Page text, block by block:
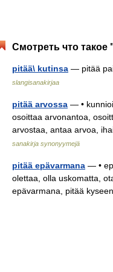
Смотреть что такое
pitää\ kutinsa — pitää
slangisanakirjaa
pitää arvossa — •
osoittaa arvonantoa,
arvostaa, antaa arvoa,
sanakirja synonyymejä
pitää epävarmana — •
olettaa, olla uskomatta,
epävarmana, pitää